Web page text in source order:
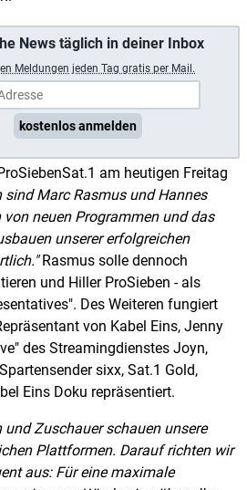
News täglich in deiner Inbox
Meldungen jeden Tag gratis per Mail.
kostenlos anmelden
am heutigen Freitag
sind Marc Rasmus und Hannes
neuen Programmen und das
unserer erfolgreichen
Rasmus solle dennoch
und Hiller ProSieben - als
Des Weiteren fungiert
von Kabel Eins, Jenny
des Streamingdienstes Joyn,
sixx, Sat.1 Gold,
Eins Doku repräsentiert.
und Zuschauer schauen unsere
Plattformen. Darauf richten wir
aus: Für eine maximale